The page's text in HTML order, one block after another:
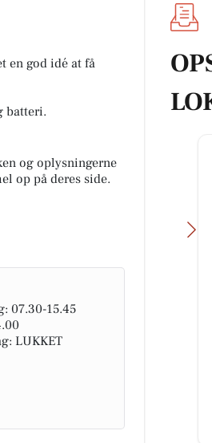
en god idé at få
batteri.
og oplysningerne
op på deres side.
07.30-15.45
LUKKET
Multiservice ApS
er slut – og vi er